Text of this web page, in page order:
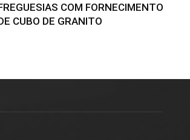
COM FORNECIMENTO
CUBO DE GRANITO